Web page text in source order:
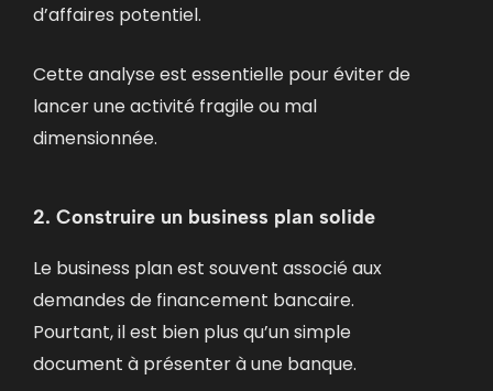
d’affaires potentiel.
Cette analyse est essentielle pour éviter de
lancer une activité fragile ou mal
dimensionnée.
2. Construire un business plan solide
Le business plan est souvent associé aux
demandes de financement bancaire.
Pourtant, il est bien plus qu’un simple
document à présenter à une banque.